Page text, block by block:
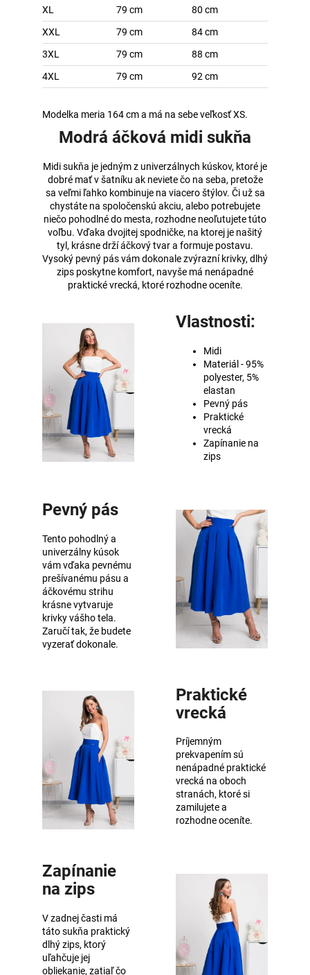
XL
79 cm
80 cm
XXL
79 cm
84 cm
3XL
79 cm
88 cm
4XL
79 cm 92 cm
Modelka meria 164 cm a má na sebe veľkosť XS.
Modrá áčková midi sukňa
Midi sukňa je jedným z univerzálnych kúskov, ktoré je
dobré mať v šatníku ak neviete čo na seba, pretože
sa veľmi ľahko kombinuje na viacero štýlov. Či už sa
chystáte na spoločenskú akciu, alebo potrebujete
niečo pohodlné do mesta, rozhodne neoľutujete túto
voľbu. Vďaka dvojitej spodničke, na ktorej je našitý
tyl, krásne drží áčkový tvar a formuje postavu.
Vysoký pevný pás vám dokonale zvýrazní krivky, dlhý
zips poskytne komfort, navyše má nenápadné
praktické vrecká, ktoré rozhodne oceníte.
Vlastnosti:
Midi
Materiál - 95%
polyester, 5%
elastan
Pevný pás
Praktické
vrecká
Zapínanie na
zips
Pevný pás
Tento pohodlný a
univerzálny kúsok
vám vďaka pevnému
prešívanému pásu a
áčkovému strihu
krásne vytvaruje
krivky vášho tela.
Zaručí tak, že budete
vyzerať dokonale.
Praktické
vrecká
Príjemným
prekvapením sú
nenápadné praktické
vrecká na oboch
stranách, ktoré si
zamilujete a
rozhodne oceníte.
Zapínanie
na zips
V zadnej časti má
táto sukňa praktický
dlhý zips, ktorý
uľahčuje jej
obliekanie, zatiaľ čo